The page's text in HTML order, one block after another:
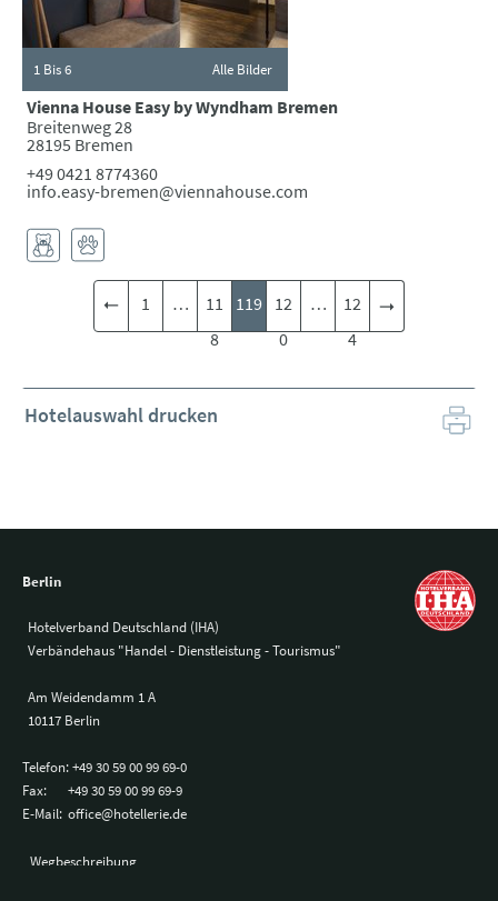
1 Bis 6 Alle Bilder
Vienna House Easy by Wyndham Bremen
Breitenweg 28
28195 Bremen
+49 0421 8774360
info.easy-bremen@viennahouse.com
1 …
11
8
119 12
0
…
12
4
Hotelauswahl drucken
Berlin
Hotelverband Deutschland (IHA)
Verbändehaus "Handel - Dienstleistung - Tourismus"
Am Weidendamm 1 A
10117 Berlin
Telefon:+49 30 59 00 99 69-0
Fax:
+49 30 59 00 99 69-9
E-Mail: office@hotellerie.de
Wegbeschreibung